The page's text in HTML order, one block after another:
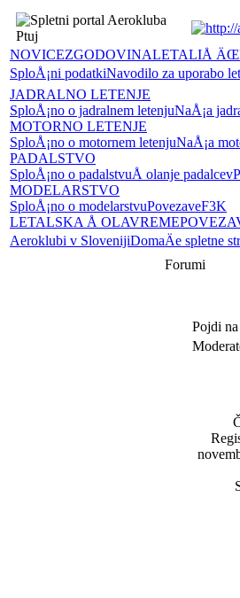
NOVICEZGODOVINALETALIÅ
SploÅ¡ni podatkiNavodilo za uporabo
JADRALNO LETENJE
SploÅ¡no o jadralnem letenjuNaÅ¡a
MOTORNO LETENJE
SploÅ¡no o motornem letenjuNaÅ¡a
PADALSTVO
SploÅ¡no o padalstvuÅ olanje padalcev
MODELARSTVO
SploÅ¡no o modelarstvuPovezaveF3K
LETALSKA Å OLAVREME
Aeroklubi v SlovenijiDomaÄe spletne
Forumi
Pojdi na